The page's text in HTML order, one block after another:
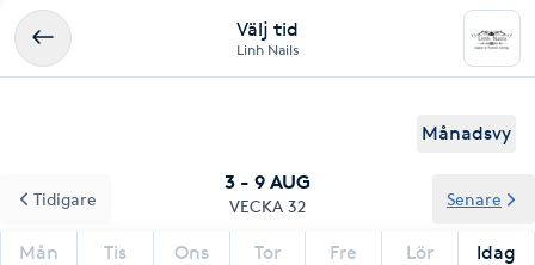
Välj tid
Linh Nails
Månadsvy
3 - 9 AUG
VECKA 32
Mån Tis Ons Tor Fre Lör Idag
Tidigare Senare